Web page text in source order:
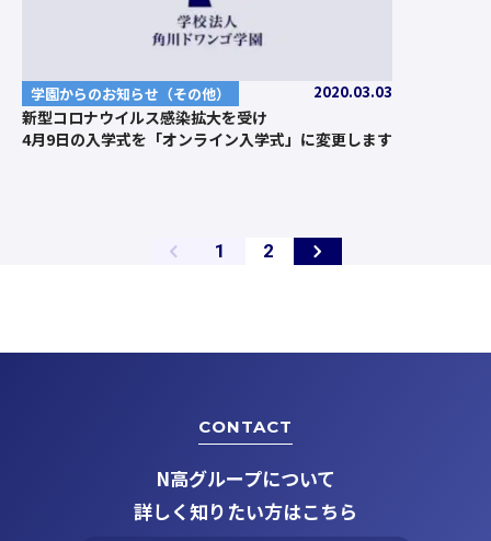
学園からのお知らせ（その他） 2020.03.03
新型コロナウイルス感染拡大を受け
4月9日の入学式を「オンライン入学式」に変更します
1
ペ
2
ペ
CONTACT
N高グループについて
詳しく知りたい方はこちら